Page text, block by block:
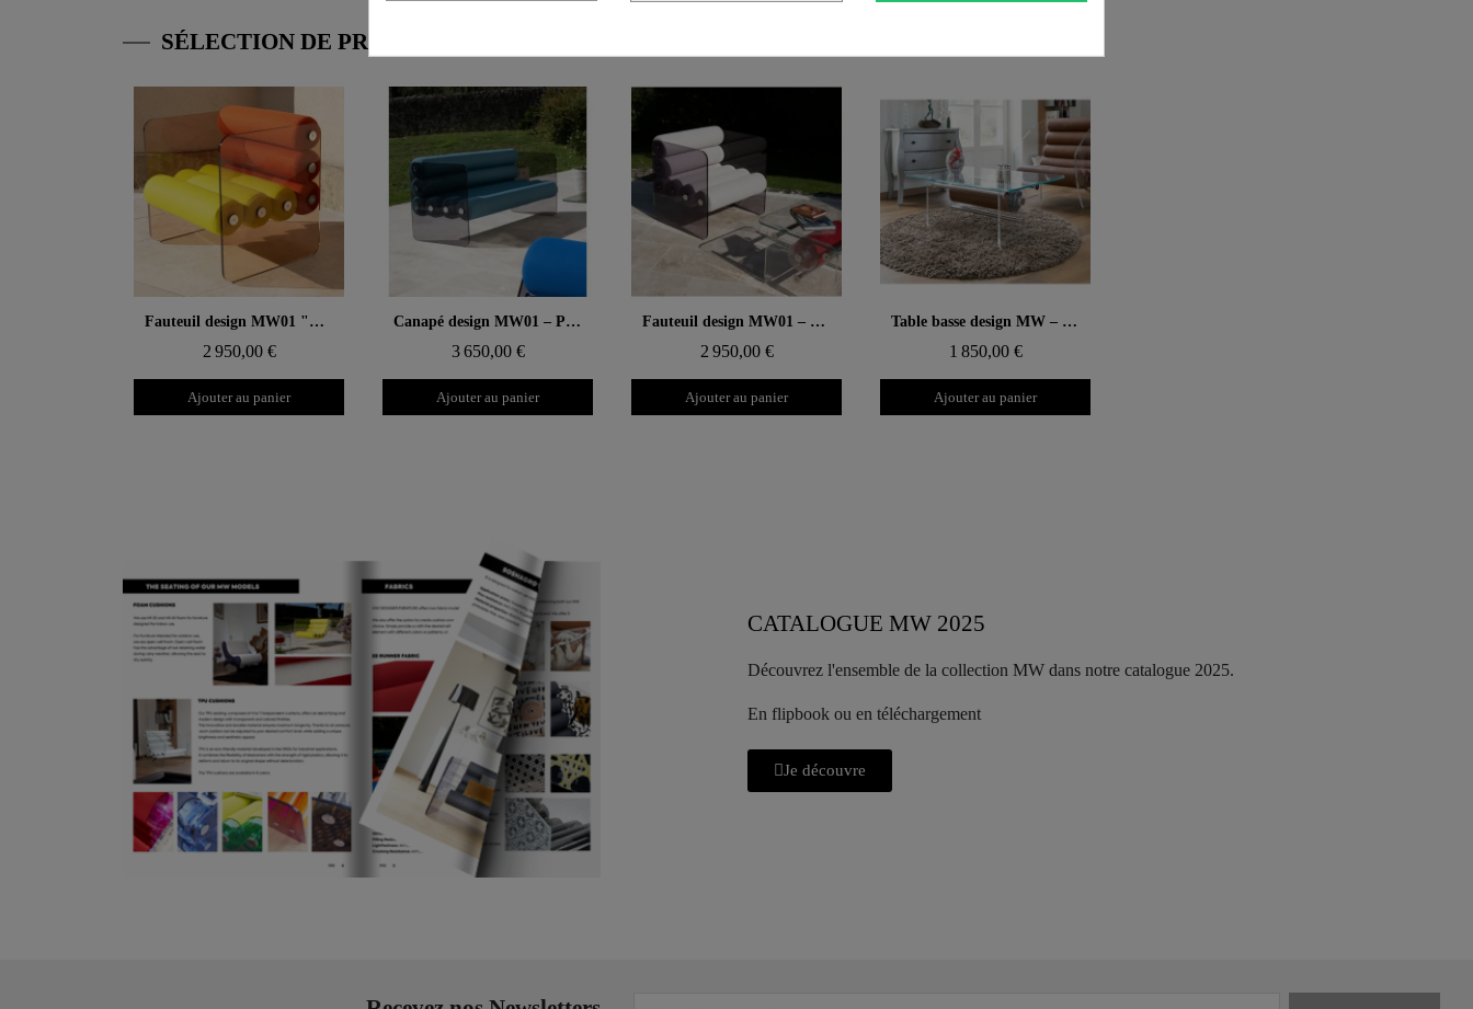
SÉLECTION DE PRODUITS MW
Aperçu rapide Fauteuil design MW01 "Bicolore" – Parois en PMMA coulé, assise en mousse alvéolaire
2 950,00 €
Ajouter au panier
Aperçu rapide Canapé design MW01 – Parois en PMMA coulé gris, assise en mousse alvéolaire
3 650,00 €
Ajouter au panier
Aperçu rapide Fauteuil design MW01 – Parois en PMMA coulé gris, assise en mousse alvéolaire
2 950,00 €
Ajouter au panier
Aperçu rapide Table basse design MW – Plateau en Verre, cylindre TPU avec fourreau
1 850,00 €
Ajouter au panier
CATALOGUE MW 2025
Découvrez l'ensemble de la collection MW dans notre catalogue 2025.
En flipbook ou en téléchargement
Je découvre